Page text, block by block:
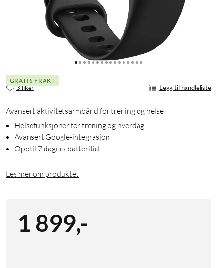
GRATIS FRAKT
3 liker Legg til handleliste
Avansert aktivitetsarmbånd for trening og helse
Helsefunksjoner for trening og hverdag
Avansert Google-integrasjon
Opptil 7 dagers batteritid
Les mer om produktet
1 899,-